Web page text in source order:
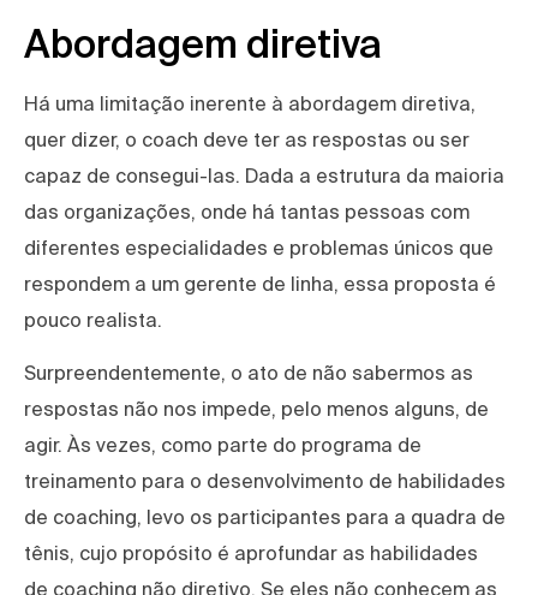
Abordagem diretiva
Há uma limitação inerente à abordagem diretiva,
quer dizer, o coach deve ter as respostas ou ser
capaz de consegui-las. Dada a estrutura da maioria
das organizações, onde há tantas pessoas com
diferentes especialidades e problemas únicos que
respondem a um gerente de linha, essa proposta é
pouco realista.
Surpreendentemente, o ato de não sabermos as
respostas não nos impede, pelo menos alguns, de
agir. Às vezes, como parte do programa de
treinamento para o desenvolvimento de habilidades
de coaching, levo os participantes para a quadra de
tênis, cujo propósito é aprofundar as habilidades
de coaching não diretivo. Se eles não conhecem as